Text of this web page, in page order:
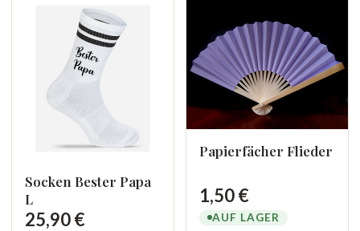
Socken Bester Papa
L
25,90 €
Papierfächer Flieder
1,50 €
AUF LAGER